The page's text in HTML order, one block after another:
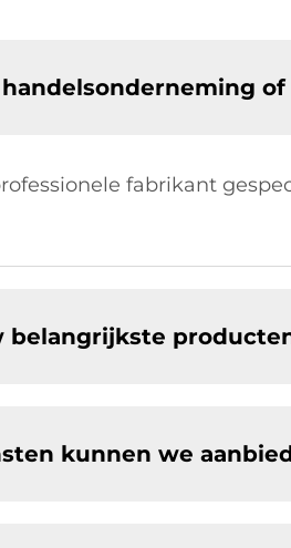
fabrikant
belangrijkste
kunnen we